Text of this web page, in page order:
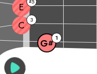
G# 1
C 3
E